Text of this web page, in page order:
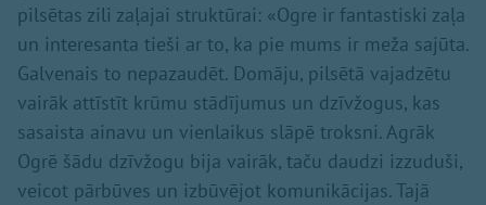
pilsētas zili zaļajai struktūrai: «Ogre ir fantastiski zaļa
un interesanta tieši ar to, ka pie mums ir meža sajūta.
Galvenais to nepazaudēt. Domāju, pilsētā vajadzētu
vairāk attīstīt krūmu stādījumus un dzīvžogus, kas
sasaista ainavu un vienlaikus slāpē troksni. Agrāk
Ogrē šādu dzīvžogu bija vairāk, taču daudzi izzuduši,
veicot pārbūves un izbūvējot komunikācijas. Tajā